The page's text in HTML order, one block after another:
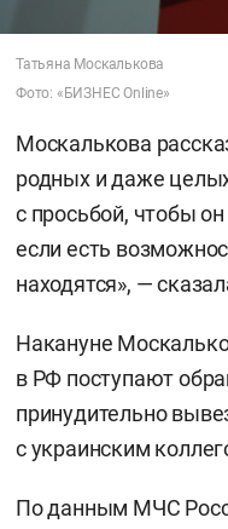
Татьяна Москалькова
Фото: «БИЗНЕС Online»
Москалькова
родных и даже
с просьбой, чтобы
если есть
находятся», —
Накануне
в РФ поступают
принудительно
с украинским
По данным МЧС